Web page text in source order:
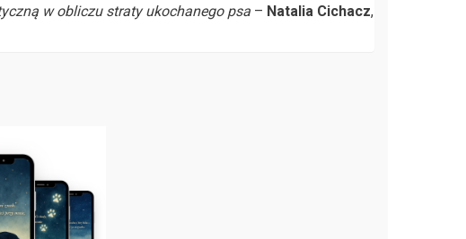
w obliczu straty ukochanego psa – Natalia Cichacz,